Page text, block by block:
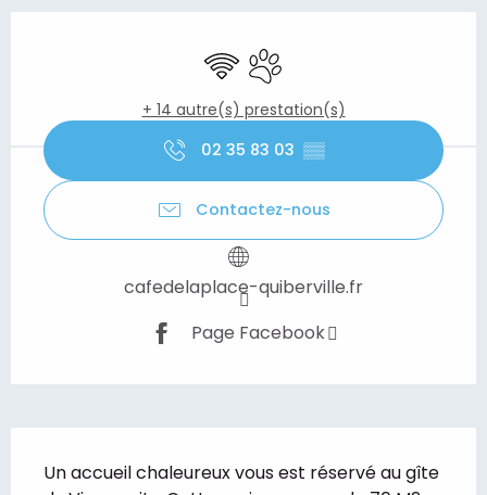
WiFi Animaux acceptés
+ 14 autre(s) prestation(s)
02 35 83 03 ▒▒
Contactez-nous
cafedelaplace-quiberville.fr
Page Facebook
Un accueil chaleureux vous est réservé au gîte